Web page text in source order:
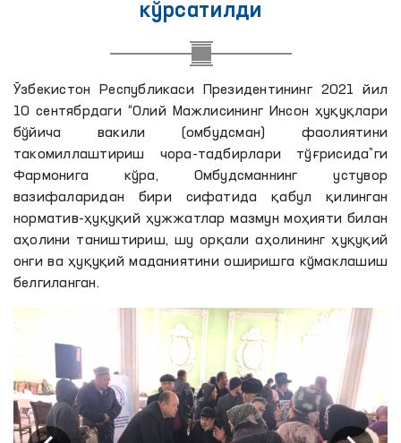
кўрсатилди
Ўзбекистон Республикаси Президентининг 2021 йил
10 сентябрдаги “Олий Мажлисининг Инсон ҳуқуқлари
бўйича вакили (омбудсман) фаолиятини
такомиллаштириш чора-тадбирлари тўғрисида”ги
Фармонига кўра, Омбудсманнинг устувор
вазифаларидан бири сифатида қабул қилинган
норматив-ҳуқуқий ҳужжатлар мазмун моҳияти билан
аҳолини таништириш, шу орқали аҳолининг ҳуқуқий
онги ва ҳуқуқий маданиятини оширишга кўмаклашиш
белгиланган.